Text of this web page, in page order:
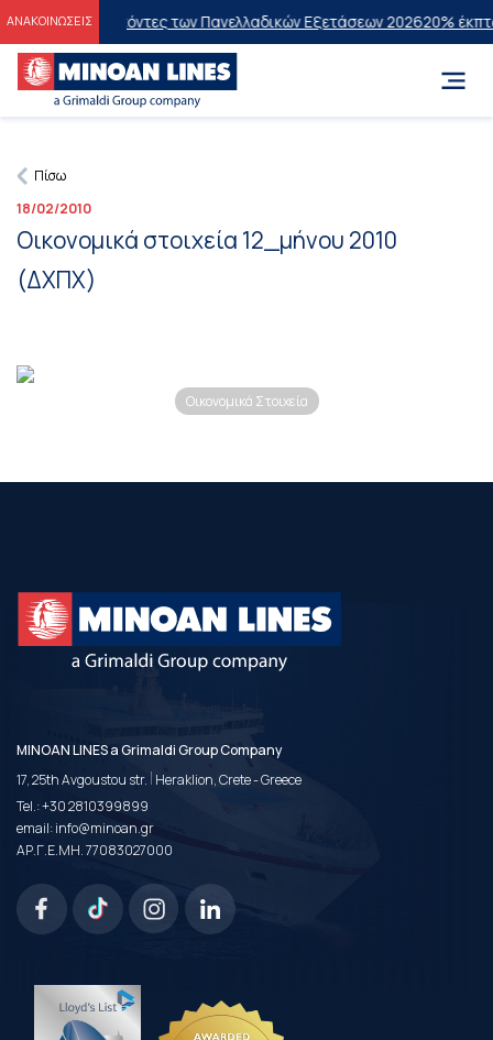
ΑΝΑΚΟΙΝΩΣΕΙΣ
στους Επιτυχόντες των Πανελλαδικών Εξετάσεων 202620%
Πίσω
18/02/2010
Οικονομικά στοιχεία 12_μήνου 2010
(ΔΧΠΧ)
Οικονομικά Στοιχεία
MINOAN LINES a Grimaldi Group Company
17, 25th Avgoustou str. | Heraklion, Crete - Greece
Tel.:+30 2810399899
email:info@minoan.gr
ΑΡ.Γ.Ε.ΜΗ. 77083027000